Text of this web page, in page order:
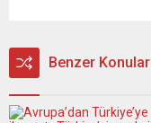
Benzer Konular